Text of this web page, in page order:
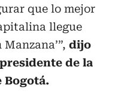
que lo mejor
llegue
dijo
de la
Bogotá.